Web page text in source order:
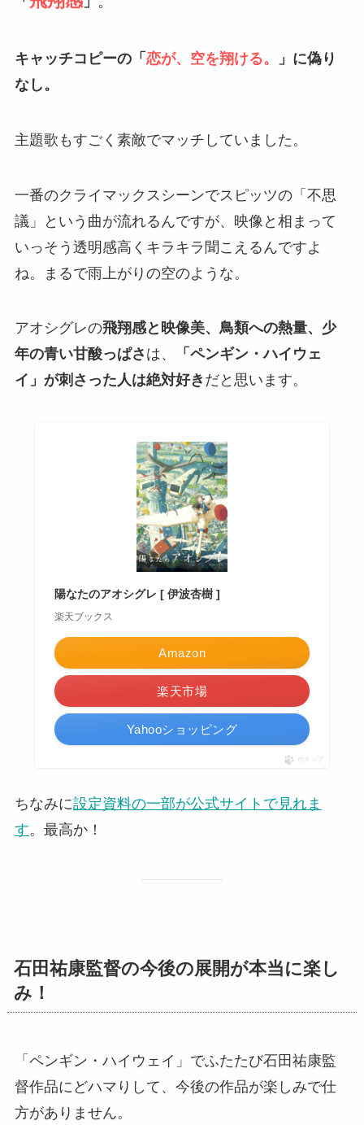
キャッチコピーの「 恋が、空を翔ける。
」に偽り
なし。
主題歌もすごく素敵でマッチしていました。
一番のクライマックスシーンでスピッツの「不思
議」という曲が流れるんですが、映像と相まって
いっそう透明感高くキラキラ聞こえるんですよ
ね。まるで雨上がりの空のような。
アオシグレの飛翔感と映像美、鳥類への熱量、少
年の青い甘酸っぱさ は、
「ペンギン・ハイウェ
イ」が刺さった人は絶対好き だと思います。
陽なたのアオシグレ [ 伊波杏樹 ]
楽天ブックス
Amazon
楽天市場
Yahooショッピング
ポチップ
ちなみに設定資料の一部が公式サイトで見れま
す。最高か！
石田祐康監督の今後の展開が本当に楽し
み！
「ペンギン・ハイウェイ」でふたたび石田祐康監
督作品にどハマりして、今後の作品が楽しみで仕
方がありません。